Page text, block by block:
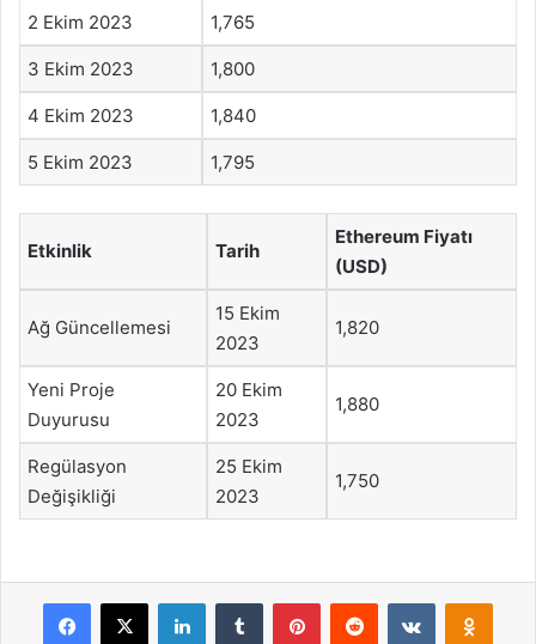
2 Ekim 2023 1,765
3 Ekim 2023 1,800
4 Ekim 2023 1,840
5 Ekim 2023 1,795
Etkinlik Tarih
Ethereum Fiyatı
(USD)
Ağ Güncellemesi
15 Ekim
2023
1,820
Yeni Proje
Duyurusu
20 Ekim
2023
1,880
Regülasyon
Değişikliği
25 Ekim
2023
1,750
Facebook
X LinkedInTumblr PinterestReddit VKontakte